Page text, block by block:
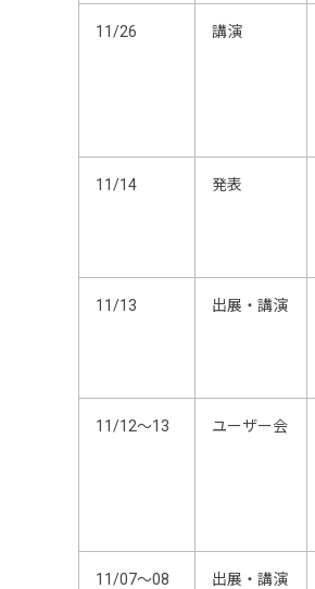
11/26 講演
11/14 発表
11/13 出展・講演
11/12～13 ユーザー会
11/07～08 出展・講演